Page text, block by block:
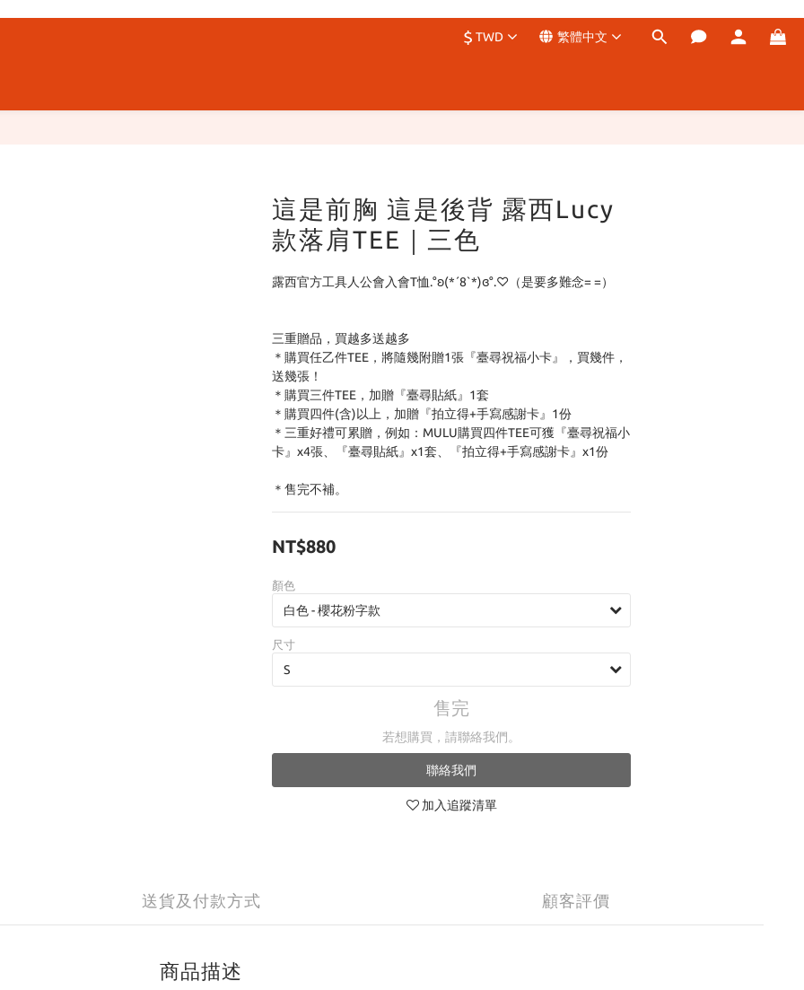
$ TWD 繁體中文
這是前胸 這是後背 露西Lucy
款落肩TEE｜三色
露西官方工具人公會入會T恤.°ʚ(*´8`*)ɞ°.♡（是要多難念= =）
三重贈品，買越多送越多
＊購買任乙件TEE，將隨幾附贈1張『臺尋祝福小卡』，買幾件，
送幾張！
＊購買三件TEE，加贈『臺尋貼紙』1套
＊購買四件(含)以上，加贈『拍立得+手寫感謝卡』1份
＊三重好禮可累贈，例如：MULU購買四件TEE可獲『臺尋祝福小
卡』x4張、『臺尋貼紙』x1套、『拍立得+手寫感謝卡』x1份
＊售完不補。
NT$880
顏色
尺寸
售完
若想購買，請聯絡我們。
聯絡我們
加入追蹤清單
送貨及付款方式 顧客評價
商品描述